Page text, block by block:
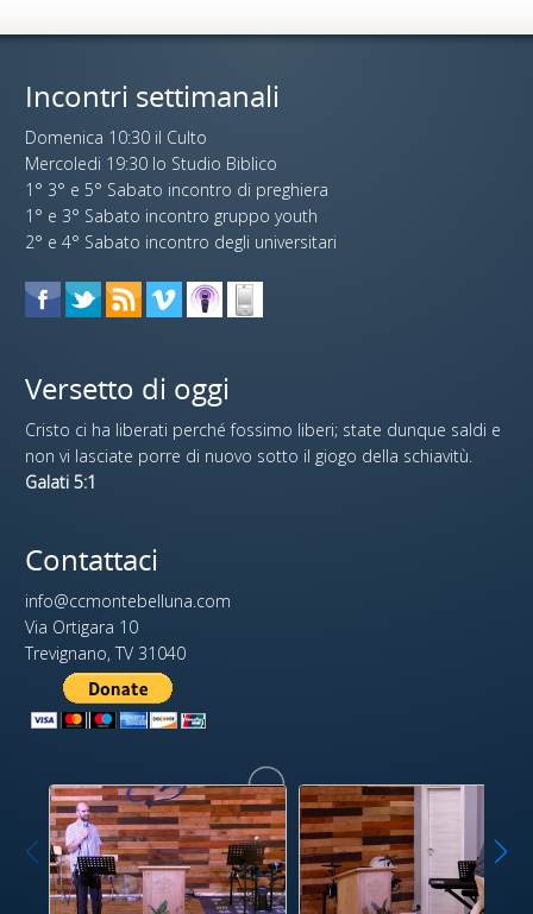
Incontri settimanali
Domenica 10:30 il Culto
Mercoledi 19:30 lo Studio Biblico
1° 3° e 5° Sabato incontro di preghiera
1° e 3° Sabato incontro gruppo youth
2° e 4° Sabato incontro degli universitari
Versetto di oggi
Cristo ci ha liberati perché fossimo liberi; state dunque saldi e
non vi lasciate porre di nuovo sotto il giogo della schiavitù.
Galati 5:1
Contattaci
info@ccmontebelluna.com
Via Ortigara 10
Trevignano, TV 31040